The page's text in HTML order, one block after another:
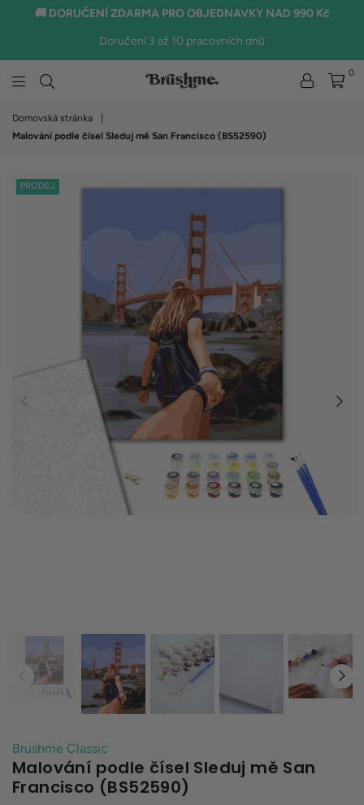
🚚 DORUČENÍ ZDARMA PRO OBJEDNAVKY NAD 990 Kč
Doručení 3 až 10 pracovních dnů
0
Domovská stránka
Malování podle čísel Sleduj mě San Francisco (BS52590)
PRODEJ
Brushme Classic
Malování podle čísel Sleduj mě San
Francisco (BS52590)